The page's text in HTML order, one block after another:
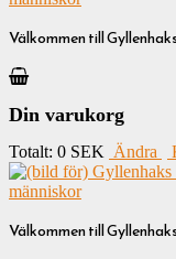
Välkommen till
Din varukorg
Totalt: 0 SEK Ändra
Välkommen till